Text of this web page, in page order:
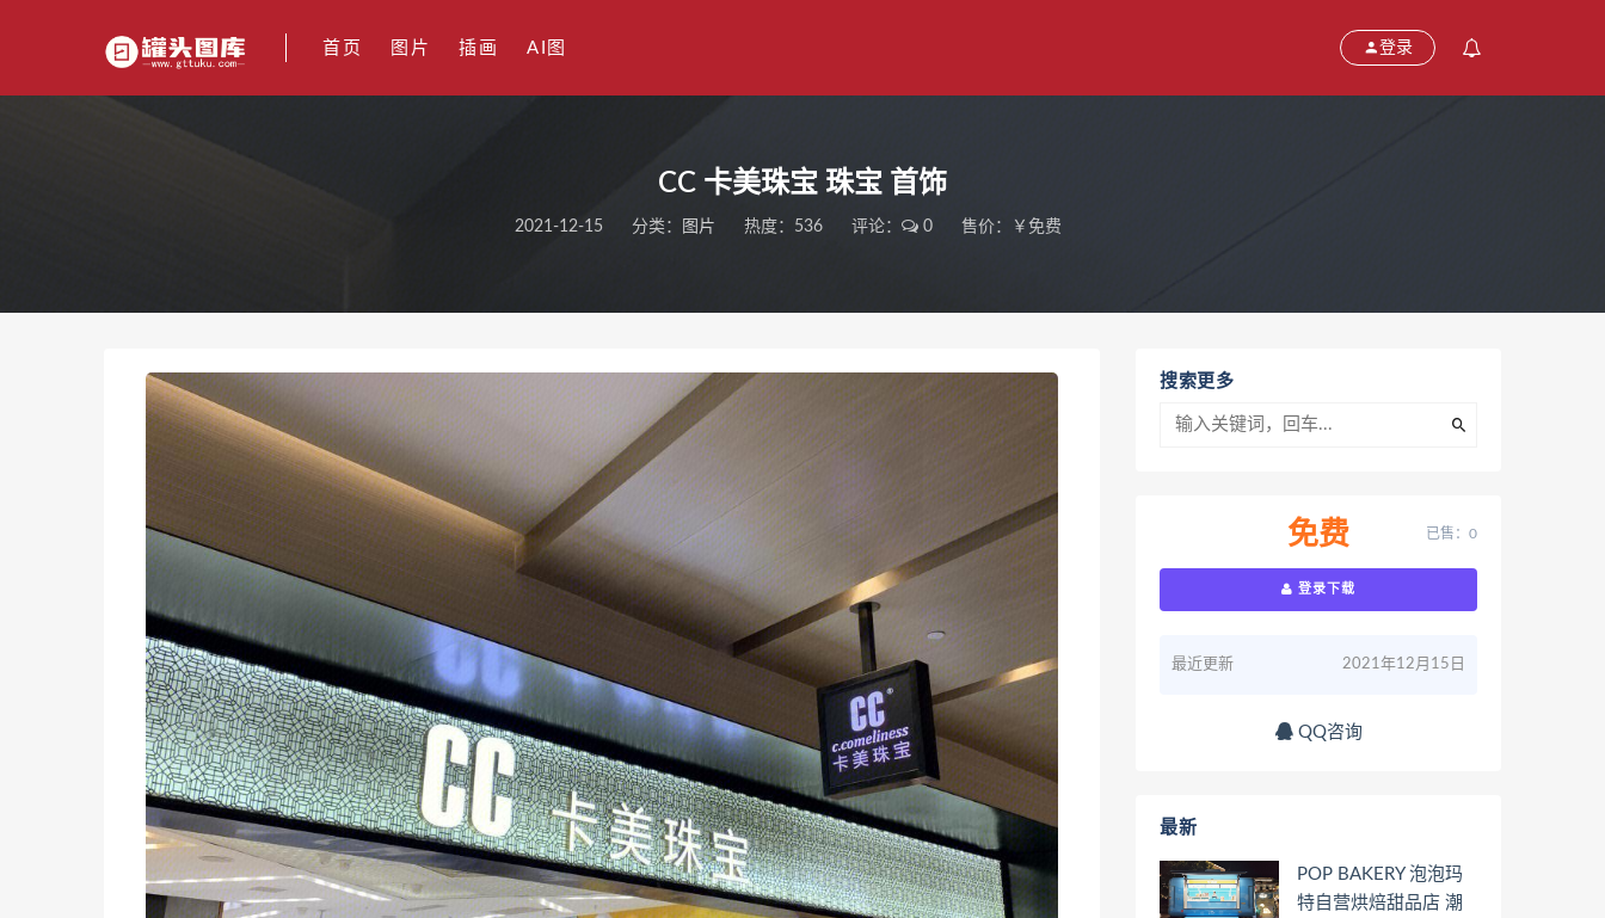
首页 图片 插画 AI图 登录
CC 卡美珠宝 珠宝 首饰
2021-12-15 分类： 图片 热度：536 评论： 0 售价：￥免费
搜索更多
免费 已售：0
登录下载
最近更新 2021年12月15日
QQ咨询
最新
POP BAKERY 泡泡玛
特自营烘焙甜品店 潮